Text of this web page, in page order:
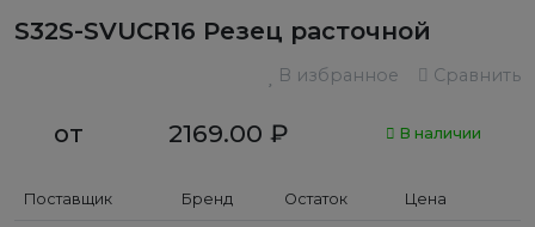
S32S-SVUCR16 Резец расточной
В избранное Сравнить
от 2169.00 ₽ В наличии
Поставщик Бренд Остаток Цена